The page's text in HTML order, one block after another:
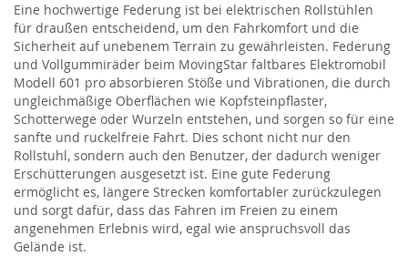
Eine hochwertige Federung ist bei elektrischen Rollstühlen
für draußen entscheidend, um den Fahrkomfort und die
Sicherheit auf unebenem Terrain zu gewährleisten. Federung
und Vollgummiräder beim MovingStar faltbares Elektromobil
Modell 601 pro absorbieren Stöße und Vibrationen, die durch
ungleichmäßige Oberflächen wie Kopfsteinpflaster,
Schotterwege oder Wurzeln entstehen, und sorgen so für eine
sanfte und ruckelfreie Fahrt. Dies schont nicht nur den
Rollstuhl, sondern auch den Benutzer, der dadurch weniger
Erschütterungen ausgesetzt ist. Eine gute Federung
ermöglicht es, längere Strecken komfortabler zurückzulegen
und sorgt dafür, dass das Fahren im Freien zu einem
angenehmen Erlebnis wird, egal wie anspruchsvoll das
Gelände ist.